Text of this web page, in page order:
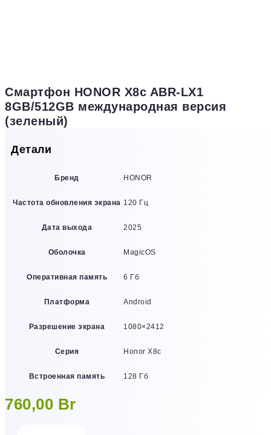
Смартфон HONOR X8c ABR-LX1
8GB/512GB международная версия
(зеленый)
Детали
Бренд HONOR
Частота обновления экрана 120 Гц
Дата выхода 2025
Оболочка MagicOS
Оперативная память 6 Гб
Платформа Android
Разрешение экрана 1080×2412
Серия Honor X8c
Встроенная память 128 Гб
760,00 Br